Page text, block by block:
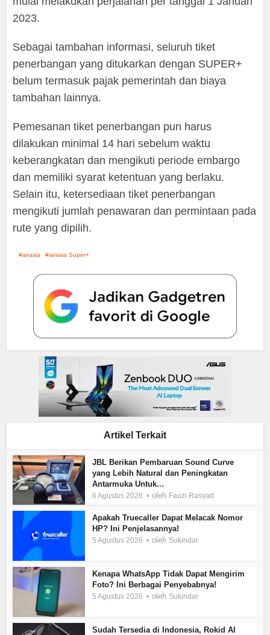
2023.
Sebagai tambahan informasi, seluruh tiket
penerbangan yang ditukarkan dengan SUPER+
belum termasuk pajak pemerintah dan biaya
tambahan lainnya.
Pemesanan tiket penerbangan pun harus
dilakukan minimal 14 hari sebelum waktu
keberangkatan dan mengikuti periode embargo
dan memiliki syarat ketentuan yang berlaku.
Selain itu, ketersediaan tiket penerbangan
mengikuti jumlah penawaran dan permintaan pada
rute yang dipilih.
airasia airasia Super+
Artikel Terkait
JBL Berikan Pembaruan Sound Curve
yang Lebih Natural dan Peningkatan
Antarmuka Untuk...
6 Agustus 2026 oleh Fauzi Rasyad
Apakah Truecaller Dapat Melacak Nomor
HP? Ini Penjelasannya!
5 Agustus 2026 oleh Sukindar
Kenapa WhatsApp Tidak Dapat Mengirim
Foto? Ini Berbagai Penyebabnya!
5 Agustus 2026 oleh Sukindar
Sudah Tersedia di Indonesia, Rokid AI